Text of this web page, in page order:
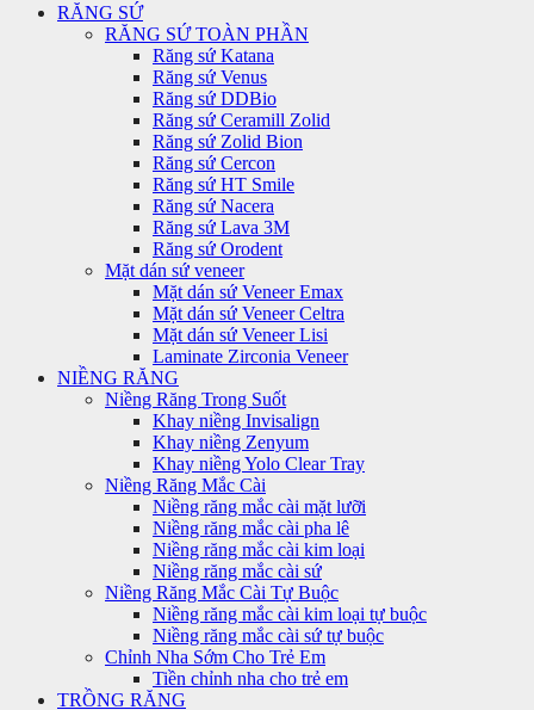
RĂNG SỨ
RĂNG SỨ TOÀN PHẦN
Răng sứ Katana
Răng sứ Venus
Răng sứ DDBio
Răng sứ Ceramill Zolid
Răng sứ Zolid Bion
Răng sứ Cercon
Răng sứ HT Smile
Răng sứ Nacera
Răng sứ Lava 3M
Răng sứ Orodent
Mặt dán sứ veneer
Mặt dán sứ Veneer Emax
Mặt dán sứ Veneer Celtra
Mặt dán sứ Veneer Lisi
Laminate Zirconia Veneer
NIỀNG RĂNG
Niềng Răng Trong Suốt
Khay niềng Invisalign
Khay niềng Zenyum
Khay niềng Yolo Clear Tray
Niềng Răng Mắc Cài
Niềng răng mắc cài mặt lưỡi
Niềng răng mắc cài pha lê
Niềng răng mắc cài kim loại
Niềng răng mắc cài sứ
Niềng Răng Mắc Cài Tự Buộc
Niềng răng mắc cài kim loại tự buộc
Niềng răng mắc cài sứ tự buộc
Chỉnh Nha Sớm Cho Trẻ Em
Tiền chỉnh nha cho trẻ em
TRỒNG RĂNG